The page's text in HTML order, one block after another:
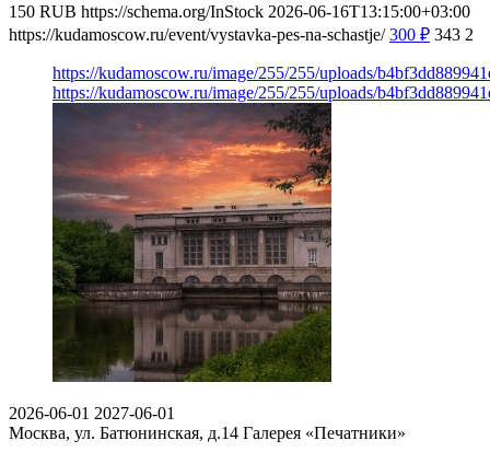
150 RUB https://schema.org/InStock 2026-06-16T13:15:00+03:00
https://kudamoscow.ru/event/vystavka-pes-na-schastje/ 300 ₽ 343 2
https://kudamoscow.ru/image/255/255/uploads/
https://kudamoscow.ru/image/255/255/uploads/
2026-06-01 2027-06-01
Москва, ул. Батюнинская, д.14 Галерея «Печатники»